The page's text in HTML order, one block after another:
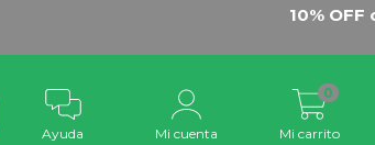
10% OFF con
Ayuda Mi cuenta Mi carrito
0